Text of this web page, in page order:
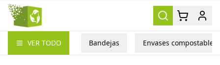
Packea
VER TODO Bandejas Envases compostables